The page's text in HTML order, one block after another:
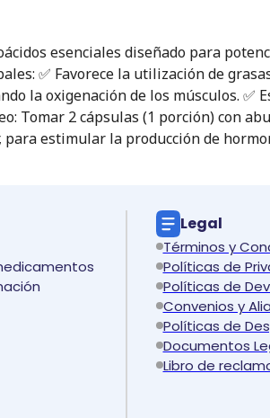
esenciales diseñado para
✅ Favorece la utilización de
la oxigenación de los músculos. ✅
Tomar 2 cápsulas (1 porción) con
estimular la producción de
Legal
Términos y
Políticas de
Políticas de
Convenios y
Políticas de
Documentos
Libro de